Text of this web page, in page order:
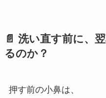
📄 洗い直す前に、
るのか？
押す前の小鼻は、